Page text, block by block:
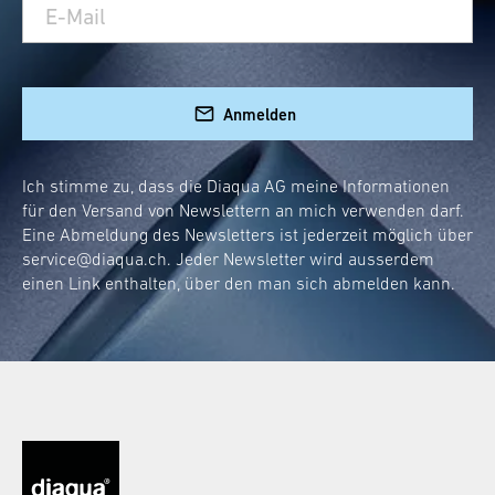
Rostfrei und leicht zu reinigen
Modernes Design, das zu jeder
Badeinrichtung passt
Hohe Belastbarkeit für maximale
Sicherheit
Der optimale Klappgriff für
das WC
Ein WC-Klappgriff muss besonderen
Diaqua®hat es sich zur Aufgabe gemacht,
Produkte zu entwickeln, die genau diese
Anmelden
Ich stimme zu, dass die Diaqua AG meine Informationen
für den Versand von Newslettern an mich verwenden darf.
Eine Abmeldung des Newsletters ist jederzeit möglich über
service@diaqua.ch. Jeder Newsletter wird ausserdem
einen Link enthalten, über den man sich abmelden kann.